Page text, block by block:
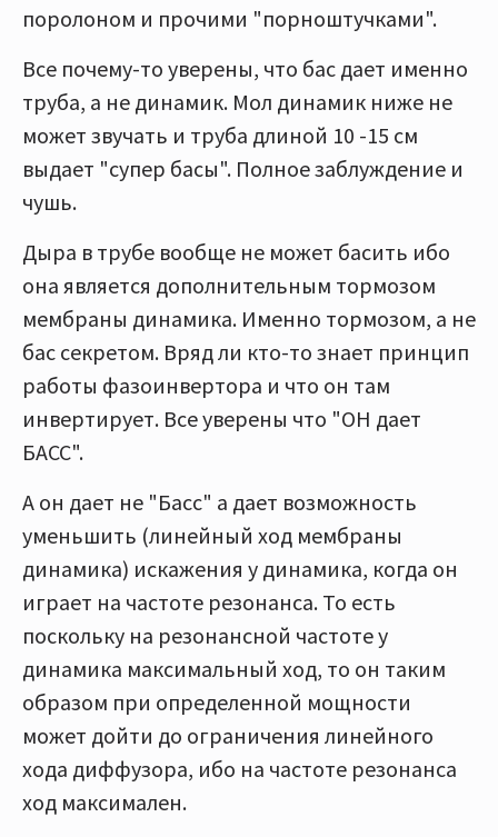
поролоном и прочими "порноштучками".
Все почему-то уверены, что бас дает именно
труба, а не динамик. Мол динамик ниже не
может звучать и труба длиной 10 -15 см
выдает "супер басы". Полное заблуждение и
чушь.
Дыра в трубе вообще не может басить ибо
она является дополнительным тормозом
мембраны динамика. Именно тормозом, а не
бас секретом. Вряд ли кто-то знает принцип
работы фазоинвертора и что он там
инвертирует. Все уверены что "ОН дает
БАСС".
А он дает не "Басс" а дает возможность
уменьшить (линейный ход мембраны
динамика) искажения у динамика, когда он
играет на частоте резонанса. То есть
поскольку на резонансной частоте у
динамика максимальный ход, то он таким
образом при определенной мощности
может дойти до ограничения линейного
хода диффузора, ибо на частоте резонанса
ход максимален.